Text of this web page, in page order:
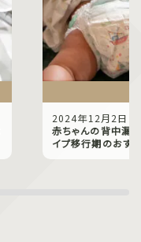
2024年12月2日
赤ちゃんの背中漏
イプ移行期のおす